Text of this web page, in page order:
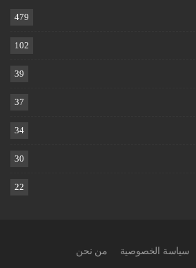
479
102
39
37
34
30
22
سياسة الخصوصية من نحن